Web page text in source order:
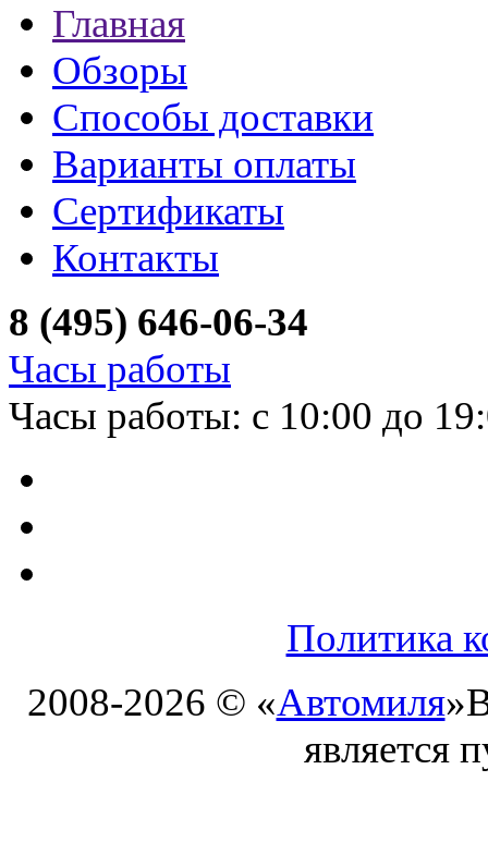
Главная
Обзоры
Способы доставки
Варианты оплаты
Сертификаты
Контакты
8 (495) 646-06-34
Часы работы
Часы работы: с 10:00 до
Политика
2008-2026 © «Автомиля»
является